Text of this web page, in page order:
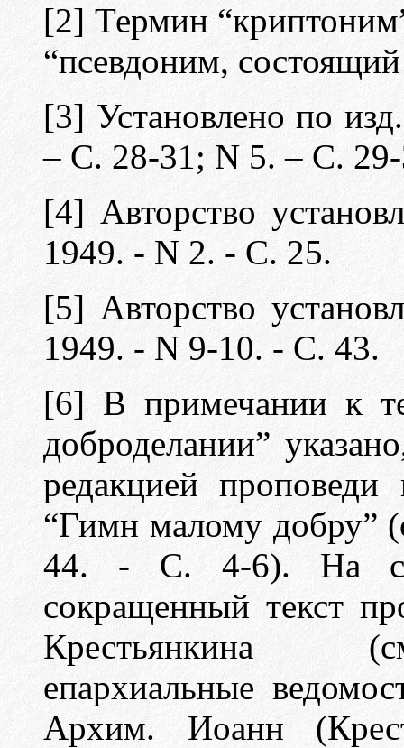
[2] Термин
“псевдоним,
[3] Установлено по
– С. 28-31; N 5. – С.
[4] Авторство
1949. - N 2. - С. 25.
[5] Авторство
1949. - N 9-10. - С. 43.
[6] В примечании к
доброделании”
редакцией
“Гимн малому добру”
44. - С. 4-6). На
сокращенный текст
Крестьянкина
епархиальные
Архим. Иоанн